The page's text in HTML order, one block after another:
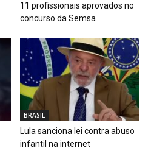
11 profissionais aprovados no
concurso da Semsa
BRASIL
Lula sanciona lei contra abuso
infantil na internet